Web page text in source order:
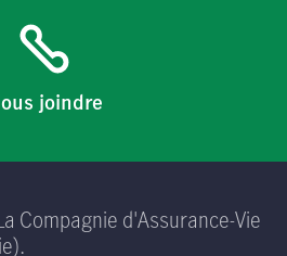
joindre
Compagnie d'Assurance-Vie